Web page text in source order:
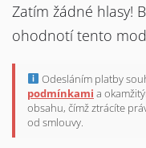
Zatím žádné hlasy!
ohodnotí tento
Odesláním platby
podmínkami a
obsahu, čímž ztrácíte
od smlouvy.